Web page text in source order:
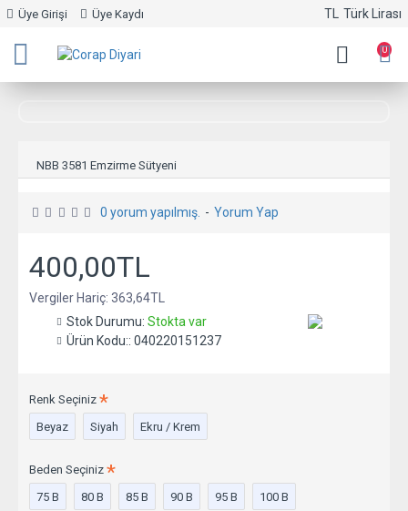
Üye Girişi Üye Kaydı TL Türk Lirası
0
NBB 3581 Emzirme Sütyeni
0 yorum yapılmış. - Yorum Yap
400,00TL
Vergiler Hariç: 363,64TL
Stok Durumu: Stokta var
Ürün Kodu:: 040220151237
Renk Seçiniz
Beyaz
Siyah Ekru / Krem
Beden Seçiniz
75 B
80 B 85 B 90 B 95 B 100 B